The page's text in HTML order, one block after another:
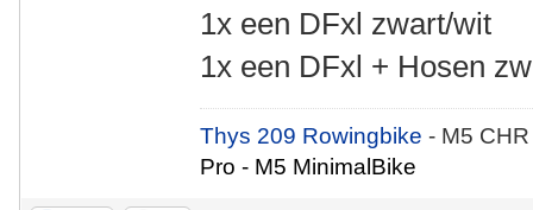
1x een DFxl zwart/wit
1x een DFxl + Hosen
Thys 209 Rowingbike- M5
Pro - M5 MinimalBike